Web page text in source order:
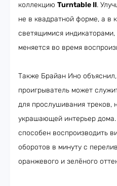
коллекцию Turntable II.
не в квадратной форме, а в
светящимися
меняется во время
Также Брайан Ино
проигрыватель может
для прослушивания треков,
украшающей интерьер
способен воспроизводить
оборотов в минуту с
оранжевого и зелёного